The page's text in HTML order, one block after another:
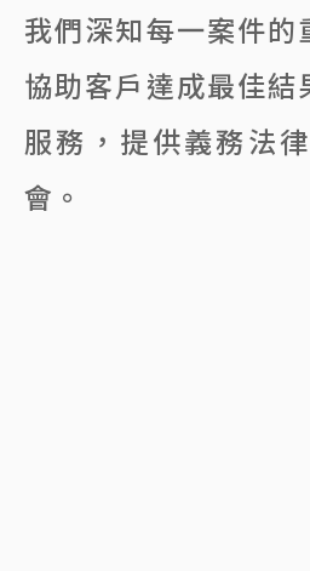
我們深知每一案件
協助客戶達成最佳
服務，提供義務法
會。